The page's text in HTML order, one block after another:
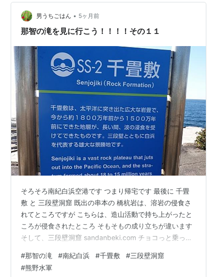
男うちごはん • 5ヶ月前
那智の滝を見に行こう！！！！その１１
そろそろ南紀白浜空港です つまり帰宅です 最後に 千畳
敷 と 三段壁洞窟 既出の串本の 橋杭岩は、溶岩の侵食さ
れてところですが こちらは、造山活動で持ち上がったと
ころが侵食されたところ そもそもの成り立ちが違います
そして、三段壁洞窟 sandanbeki.com チョコっと乗って
ごいです。海面に熊野水軍が隠れ洞窟としてた場所があ
ると そして、奥さん大変です。その見学場所まで、岩を
#那智の滝 #南紀白浜 #千畳敷 #三段壁洞窟
#熊野水軍